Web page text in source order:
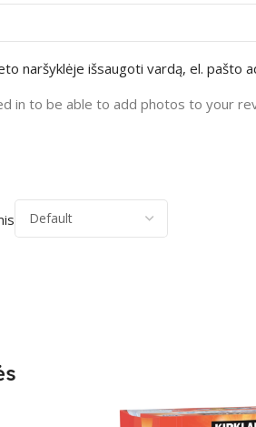
naršyklėje išsaugoti vardą, el. pašto
in to be able to add photos to your